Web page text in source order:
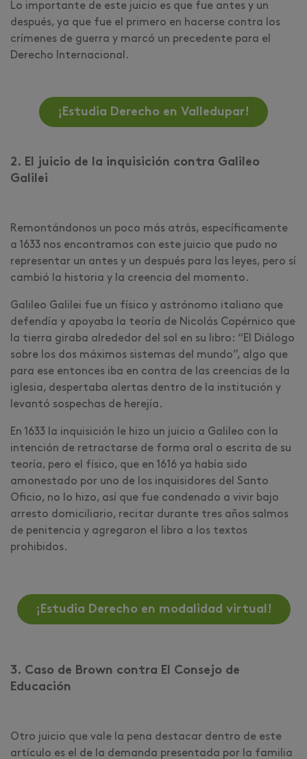
Lo importante de este juicio es que fue antes y un
después, ya que fue el primero en hacerse contra los
crímenes de guerra y marcó un precedente para el
Derecho Internacional.
¡Estudia Derecho en Valledupar!
2. El juicio de la inquisición contra Galileo
Galilei
Remontándonos un poco más atrás, específicamente
a 1633 nos encontramos con este juicio que pudo no
representar un antes y un después para las leyes, pero sí
cambió la historia y la creencia del momento.
Galileo Galilei fue un físico y astrónomo italiano que
defendía y apoyaba la teoría de Nicolás Copérnico que
la tierra giraba alrededor del sol en su libro: “El Diálogo
sobre los dos máximos sistemas del mundo”, algo que
para ese entonces iba en contra de las creencias de la
iglesia, despertaba alertas dentro de la institución y
levantó sospechas de herejía.
En 1633 la inquisición le hizo un juicio a Galileo con la
intención de retractarse de forma oral o escrita de su
teoría, pero el físico, que en 1616 ya había sido
amonestado por uno de los inquisidores del Santo
Oficio, no lo hizo, así que fue condenado a vivir bajo
arresto domiciliario, recitar durante tres años salmos
de penitencia y agregaron el libro a los textos
prohibidos.
¡Estudia Derecho en modalidad virtual!
3. Caso de Brown contra El Consejo de
Educación
Otro juicio que vale la pena destacar dentro de este
artículo es el de la demanda presentada por la familia